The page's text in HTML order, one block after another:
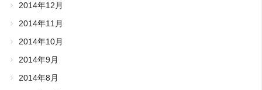
2014年12月
2014年11月
2014年10月
2014年9月
2014年8月